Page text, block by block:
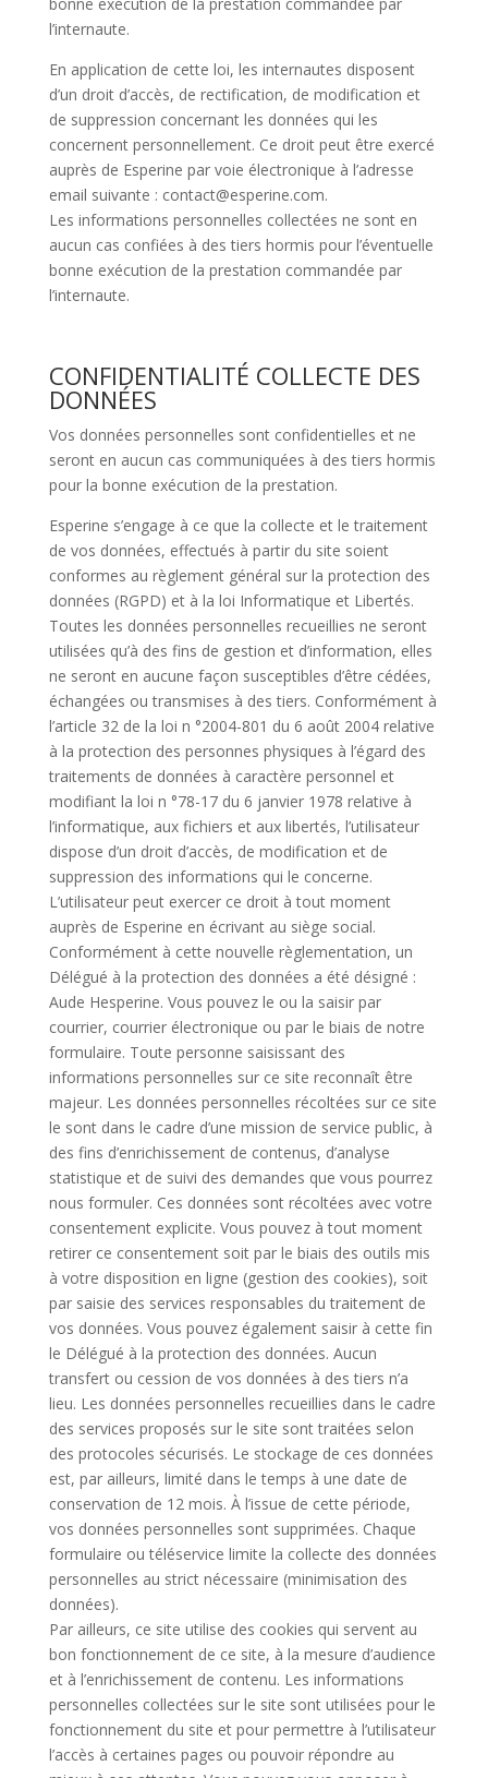
l’internaute.
En application de cette loi, les internautes disposent
d’un droit d’accès, de rectification, de modification et
de suppression concernant les données qui les
concernent personnellement. Ce droit peut être exercé
auprès de Esperine par voie électronique à l’adresse
email suivante : contact@esperine.com.
Les informations personnelles collectées ne sont en
aucun cas confiées à des tiers hormis pour l’éventuelle
bonne exécution de la prestation commandée par
l’internaute.
CONFIDENTIALITÉ COLLECTE DES
DONNÉES
Vos données personnelles sont confidentielles et ne
seront en aucun cas communiquées à des tiers hormis
pour la bonne exécution de la prestation.
Esperine s’engage à ce que la collecte et le traitement
de vos données, effectués à partir du site soient
conformes au règlement général sur la protection des
données (RGPD) et à la loi Informatique et Libertés.
Toutes les données personnelles recueillies ne seront
utilisées qu’à des fins de gestion et d’information, elles
ne seront en aucune façon susceptibles d’être cédées,
échangées ou transmises à des tiers. Conformément à
l’article 32 de la loi n °2004-801 du 6 août 2004 relative
à la protection des personnes physiques à l’égard des
traitements de données à caractère personnel et
modifiant la loi n °78-17 du 6 janvier 1978 relative à
l’informatique, aux fichiers et aux libertés, l’utilisateur
dispose d’un droit d’accès, de modification et de
suppression des informations qui le concerne.
L’utilisateur peut exercer ce droit à tout moment
auprès de Esperine en écrivant au siège social.
Conformément à cette nouvelle règlementation, un
Délégué à la protection des données a été désigné :
Aude Hesperine. Vous pouvez le ou la saisir par
courrier, courrier électronique ou par le biais de notre
formulaire. Toute personne saisissant des
informations personnelles sur ce site reconnaît être
majeur. Les données personnelles récoltées sur ce site
le sont dans le cadre d’une mission de service public, à
des fins d’enrichissement de contenus, d’analyse
statistique et de suivi des demandes que vous pourrez
nous formuler. Ces données sont récoltées avec votre
consentement explicite. Vous pouvez à tout moment
retirer ce consentement soit par le biais des outils mis
à votre disposition en ligne (gestion des cookies), soit
par saisie des services responsables du traitement de
vos données. Vous pouvez également saisir à cette fin
le Délégué à la protection des données. Aucun
transfert ou cession de vos données à des tiers n’a
lieu. Les données personnelles recueillies dans le cadre
des services proposés sur le site sont traitées selon
des protocoles sécurisés. Le stockage de ces données
est, par ailleurs, limité dans le temps à une date de
conservation de 12 mois. À l’issue de cette période,
vos données personnelles sont supprimées. Chaque
formulaire ou téléservice limite la collecte des données
personnelles au strict nécessaire (minimisation des
données).
Par ailleurs, ce site utilise des cookies qui servent au
bon fonctionnement de ce site, à la mesure d’audience
et à l’enrichissement de contenu. Les informations
personnelles collectées sur le site sont utilisées pour le
fonctionnement du site et pour permettre à l’utilisateur
l’accès à certaines pages ou pouvoir répondre au